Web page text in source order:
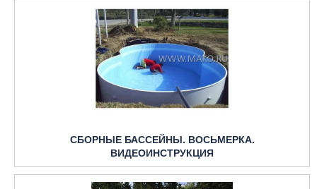
СБОРНЫЕ БАССЕЙНЫ. ВОСЬМЕРКА.
ВИДЕОИНСТРУКЦИЯ